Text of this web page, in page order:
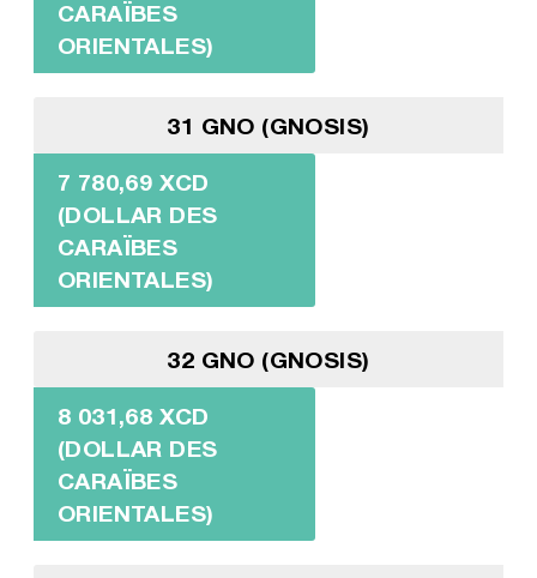
CARAÏBES
ORIENTALES)
31 GNO (GNOSIS)
7 780,69 XCD
(DOLLAR DES
CARAÏBES
ORIENTALES)
32 GNO (GNOSIS)
8 031,68 XCD
(DOLLAR DES
CARAÏBES
ORIENTALES)